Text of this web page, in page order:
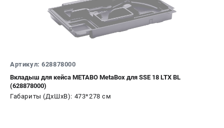
Артикул: 628878000
Вкладыш для кейса METABO MetaBox для SSE 18 LTX BL
(628878000)
Габариты (ДхШхВ): 473*278 см